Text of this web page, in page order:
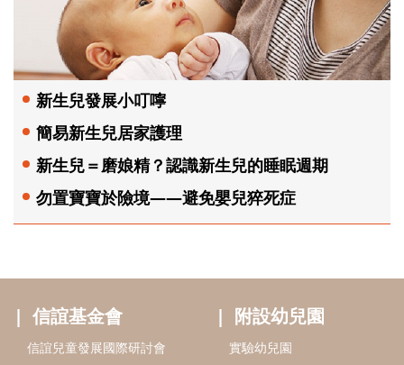
新生兒發展小叮嚀
簡易新生兒居家護理
新生兒＝磨娘精？認識新生兒的睡眠週期
勿置寶寶於險境——避免嬰兒猝死症
信誼基金會
信誼兒童發展國際研討會
附設幼兒園
實驗幼兒園